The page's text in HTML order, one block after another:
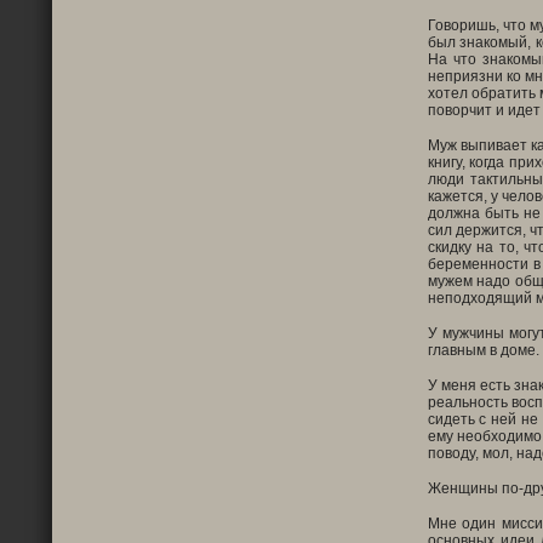
Говоришь, что
был знакомый,
На что
неприязни ко
хотел
поворчит и идет
Муж выпивает
книгу, когда
люди
кажется, у
должна быть не
сил держится,
скидку на то,
беременности
мужем надо
неподходящий
У мужчины
главным в доме.
У меня есть
реальность
сидеть с ней не
ему
поводу, мол,
Женщины по-
Мне один